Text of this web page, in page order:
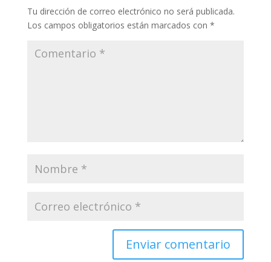
Tu dirección de correo electrónico no será publicada.
Los campos obligatorios están marcados con *